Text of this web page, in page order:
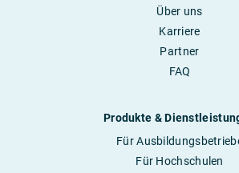
Über uns
Karriere
Partner
FAQ
Produkte &
Für
Für Hochschulen